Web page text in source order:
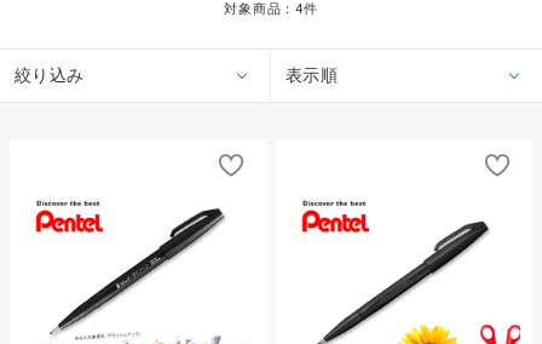
対象商品：4件
絞り込み 表示順